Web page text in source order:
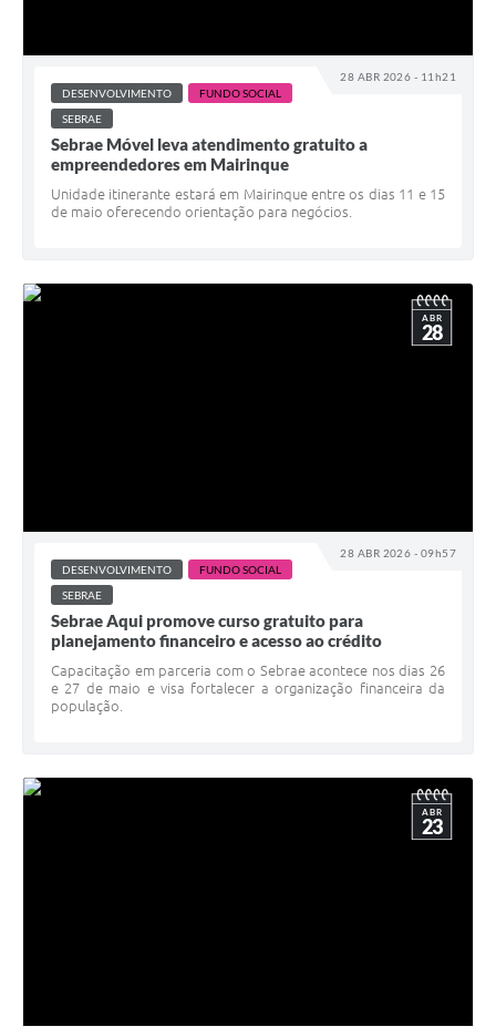
28 ABR 2026 - 11h21
DESENVOLVIMENTO
FUNDO SOCIAL
SEBRAE
Sebrae Móvel leva atendimento gratuito a
empreendedores em Mairinque
Unidade itinerante estará em Mairinque entre os dias 11 e 15
de maio oferecendo orientação para negócios.
28 ABR 2026 - 09h57
ABR
28
DESENVOLVIMENTO
FUNDO SOCIAL
SEBRAE
Sebrae Aqui promove curso gratuito para
planejamento financeiro e acesso ao crédito
Capacitação em parceria com o Sebrae acontece nos dias 26
e 27 de maio e visa fortalecer a organização financeira da
população.
ABR
23